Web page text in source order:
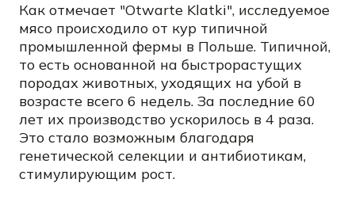
Как отмечает "Otwarte Klatki", исследуемое
мясо происходило от кур типичной
промышленной фермы в Польше. Типичной,
то есть основанной на быстрорастущих
породах животных, уходящих на убой в
возрасте всего 6 недель. За последние 60
лет их производство ускорилось в 4 раза.
Это стало возможным благодаря
генетической селекции и антибиотикам,
стимулирующим рост.